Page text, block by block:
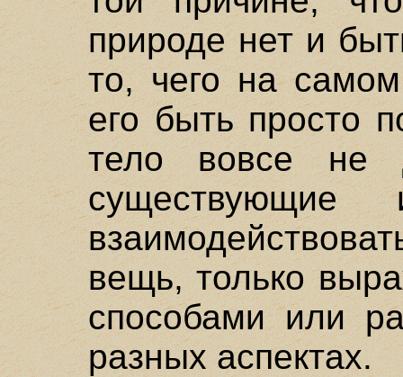
природе нет и
то, чего на
его быть просто
тело вовсе не
вещь, только
способами или
разных аспектах.